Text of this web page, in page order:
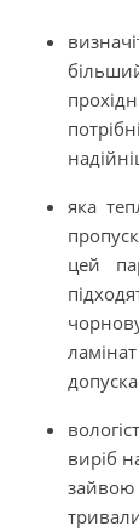
яка
цей
виріб